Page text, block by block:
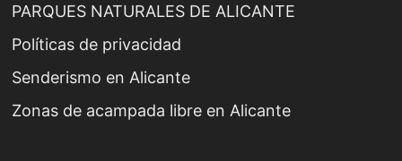
PARQUES NATURALES DE ALICANTE
Políticas de privacidad
Senderismo en Alicante
Zonas de acampada libre en Alicante